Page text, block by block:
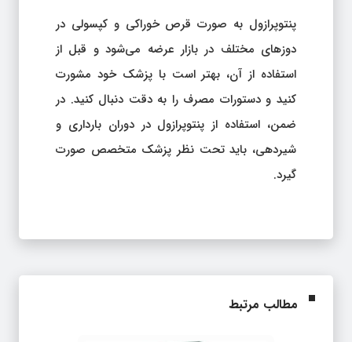
پنتوپرازول به صورت قرص خوراکی و کپسولی در
دوزهای مختلف در بازار عرضه می‌شود و قبل از
استفاده از آن، بهتر است با پزشک خود مشورت
کنید و دستورات مصرف را به دقت دنبال کنید. در
ضمن، استفاده از پنتوپرازول در دوران بارداری و
شیردهی، باید تحت نظر پزشک متخصص صورت
گیرد.
مطالب مرتبط